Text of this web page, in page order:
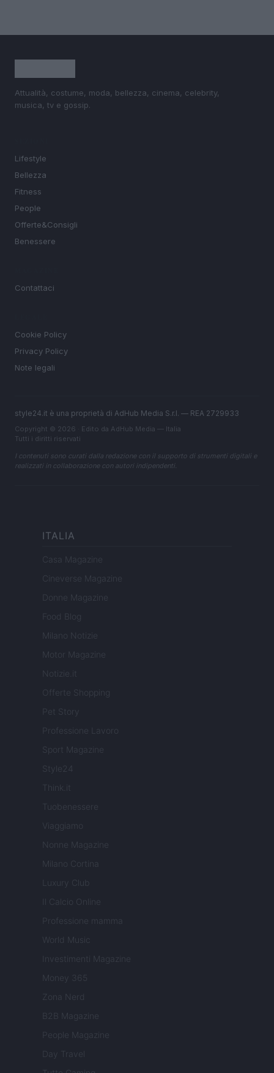
Attualità, costume, moda, bellezza, cinema, celebrity,
musica, tv e gossip.
Lifestyle
Bellezza
Fitness
People
Offerte&Consigli
Benessere
Contattaci
Cookie Policy
Privacy Policy
Note legali
style24.it è una proprietà di AdHub Media S.r.l. — REA 2729933
Copyright © 2026 · Edito da AdHub Media — Italia
Tutti i diritti riservati
I contenuti sono curati dalla redazione con il supporto di strumenti digitali e
realizzati in collaborazione con autori indipendenti.
ITALIA
Casa Magazine
Cineverse Magazine
Donne Magazine
Food Blog
Milano Notizie
Motor Magazine
Notizie.it
Offerte Shopping
Pet Story
Professione Lavoro
Sport Magazine
Style24
Think.it
Tuobenessere
Viaggiamo
Nonne Magazine
Milano Cortina
Luxury Club
Il Calcio Online
Professione mamma
World Music
Investimenti Magazine
Money 365
Zona Nerd
B2B Magazine
People Magazine
Day Travel